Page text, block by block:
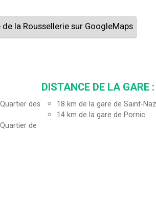
la Roussellerie sur GoogleMaps
des
de
DISTANCE DE LA GARE :
18 km de la gare de Saint-
14km de la gare de Pornic